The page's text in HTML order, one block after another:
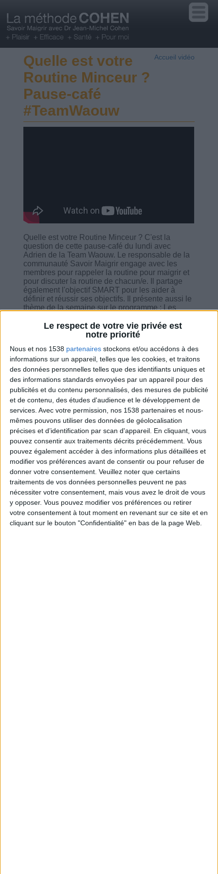
Le respect de votre vie privée est
notre priorité
Nous et nos 1538 partenaires stockons et/ou accédons à des
informations sur un appareil, telles que les cookies, et traitons
des données personnelles telles que des identifiants uniques et
des informations standards envoyées par un appareil pour des
publicités et du contenu personnalisés, des mesures de publicité
et de contenu, des études d'audience et le développement de
services. Avec votre permission, nos 1538 partenaires et nous-
mêmes pouvons utiliser des données de géolocalisation
précises et d’identification par scan d'appareil. En cliquant, vous
pouvez consentir aux traitements décrits précédemment. Vous
pouvez également accéder à des informations plus détaillées et
modifier vos préférences avant de consentir ou pour refuser de
donner votre consentement. Veuillez noter que certains
traitements de vos données personnelles peuvent ne pas
nécessiter votre consentement, mais vous avez le droit de vous
y opposer. Vous pouvez modifier vos préférences ou retirer
votre consentement à tout moment en revenant sur ce site et en
cliquant sur le bouton "Confidentialité" en bas de la page Web.
Accueil vidéo
Quelle est votre
Routine Minceur ?
Pause-café
#TeamWaouw
Quelle est votre Routine Minceur ? C'est la
question de cette pause-café du lundi avec
Adrien de la Team Waouw. Le responsable de la
communauté Savoir Maigrir engage avec les
membres pour rappeler la routine pour maigrir et
pour discuter la routine de chacun/e. Il partage
également l'objectif SMART pour les aider à
définir et réussir ses objectifs. Il présente aussi le
thème de la semaine sur le programme : Les
Combien de kilos souhaitez-vous perdre ?
Moins de
5 kilos
De 5 à 10
kilos
Plus de
10 kilos
Service-client & Motivation Voir tout
Les équipes du Service-client et de la
Communauté Savoir Maigrir vous aident
chaque semaine à vous rapprocher
sereinement de votre objectif minceur.